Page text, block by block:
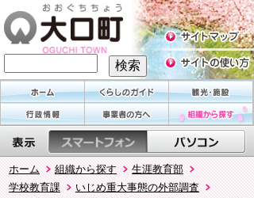
ホーム 組織から探す
生涯教育部
学校教育課
いじめ重大事態の外部調査